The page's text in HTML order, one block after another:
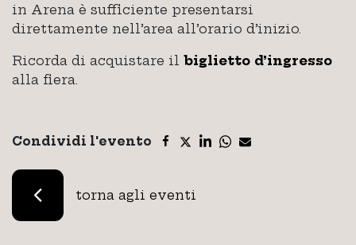
in Arena è sufficiente presentarsi
direttamente nell’area all’orario d’inizio.
Ricorda di acquistare il biglietto d’ingresso
alla fiera.
Condividi l'evento
torna agli eventi